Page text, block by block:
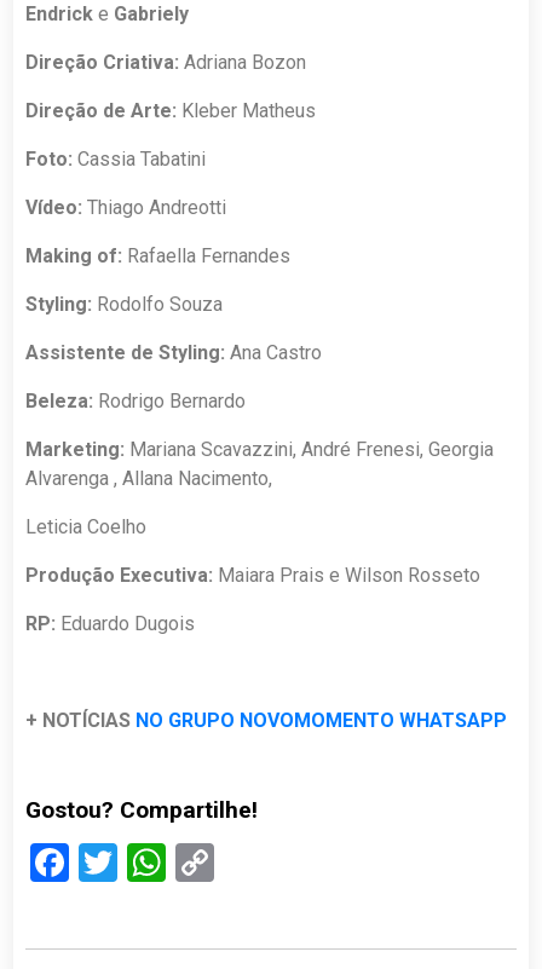
Endricke Gabriely
Direção Criativa:Adriana Bozon
Direção de Arte: Kleber Matheus
Foto: Cassia Tabatini
Vídeo: Thiago Andreotti
Making of: Rafaella Fernandes
Styling: Rodolfo Souza
Assistente de Styling: Ana Castro
Beleza: Rodrigo Bernardo
Marketing: Mariana Scavazzini, André Frenesi, Georgia
Alvarenga , Allana Nacimento,
Leticia Coelho
Produção Executiva: Maiara Prais e Wilson Rosseto
RP: Eduardo Dugois
+ NOTÍCIAS NO GRUPO NOVOMOMENTO WHATSAPP
Gostou? Compartilhe!
Facebook
TwitterWhatsApp